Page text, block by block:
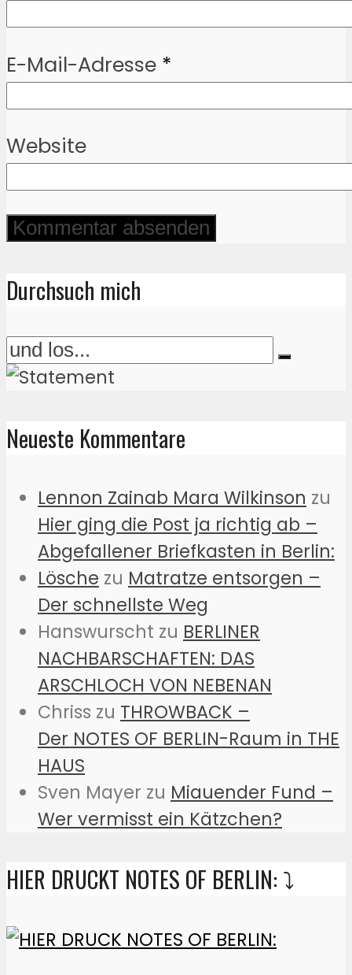
E-Mail-Adresse *
Website
Durchsuch mich
Neueste Kommentare
Lennon Zainab Mara Wilkinson zu
Hier ging die Post ja richtig ab –
Abgefallener Briefkasten in Berlin:
Lösche zu Matratze entsorgen –
Der schnellste Weg
Hanswurscht zu BERLINER
NACHBARSCHAFTEN: DAS
ARSCHLOCH VON NEBENAN
Chriss zu THROWBACK –
Der NOTES OF BERLIN-Raum in THE
HAUS
Sven Mayer zu Miauender Fund –
Wer vermisst ein Kätzchen?
HIER DRUCKT NOTES OF BERLIN: ⤵️